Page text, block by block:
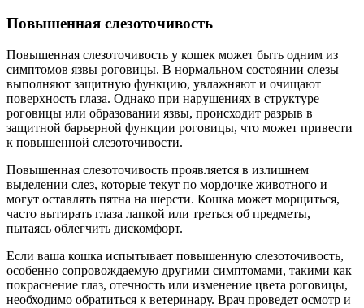
Повышенная слезоточивость
Повышенная слезоточивость у кошек может быть одним из
симптомов язвы роговицы. В нормальном состоянии слезы
выполняют защитную функцию, увлажняют и очищают
поверхность глаза. Однако при нарушениях в структуре
роговицы или образовании язвы, происходит разрыв в
защитной барьерной функции роговицы, что может привести
к повышенной слезоточивости.
Повышенная слезоточивость проявляется в излишнем
выделении слез, которые текут по мордочке животного и
могут оставлять пятна на шерсти. Кошка может морщиться,
часто вытирать глаза лапкой или треться об предметы,
пытаясь облегчить дискомфорт.
Если ваша кошка испытывает повышенную слезоточивость,
особенно сопровождаемую другими симптомами, такими как
покраснение глаз, отечность или изменение цвета роговицы,
необходимо обратиться к ветеринару. Врач проведет осмотр и